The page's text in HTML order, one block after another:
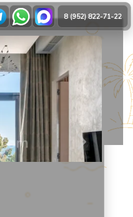
8 (952) 822-71-22